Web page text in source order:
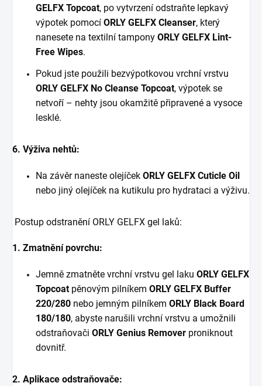
GELFX Topcoat, po vytvrzení odstraňte lepkavý
výpotek pomocí ORLY GELFX Cleanser, který
nanesete na textilní tampony ORLY GELFX Lint-
Free Wipes.
Pokud jste použili bezvýpotkovou vrchní vrstvu
ORLY GELFX No Cleanse Topcoat, výpotek se
netvoří – nehty jsou okamžitě připravené a vysoce
lesklé.
6. Výživa nehtů:
Na závěr naneste olejíček ORLY GELFX Cuticle Oil
nebo jiný olejíček na kutikulu pro hydrataci a výživu.
Postup odstranění ORLY GELFX gel laků:
1. Zmatnění povrchu:
Jemně zmatněte vrchní vrstvu gel laku ORLY GELFX
Topcoatpěnovým pilníkem ORLY GELFX Buffer
220/280 nebo jemným pilníkem ORLY Black Board
180/180, abyste narušili vrchní vrstvu a umožnili
odstraňovači ORLY Genius Remover proniknout
dovnitř.
2. Aplikace odstraňovače: